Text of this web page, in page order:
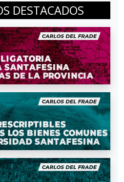
DESTACADOS